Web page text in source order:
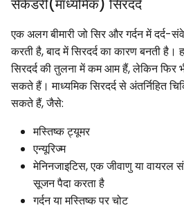
सेकेंडरी(माध्यमिक) सिरदर्द
एक अलग बीमारी जो सिर और गर्दन में दर्द-
करती है, बाद में सिरदर्द का कारण बनती है।
सिरदर्द की तुलना में कम आम हैं, लेकिन फिर
सकते हैं। माध्यमिक सिरदर्द से अंतर्निहित
सकते हैं, जैसे:
मस्तिष्क ट्यूमर
एन्यूरिज्म
मेनिनजाइटिस, एक जीवाणु या वायरल
सूजन पैदा करता है
गर्दन या मस्तिष्क पर चोट